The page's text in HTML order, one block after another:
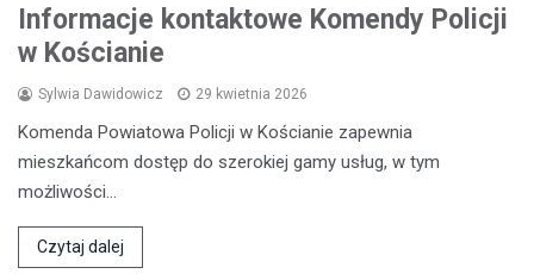
Informacje kontaktowe Komendy Policji
w Kościanie
Sylwia Dawidowicz 29 kwietnia 2026
Komenda Powiatowa Policji w Kościanie zapewnia
mieszkańcom dostęp do szerokiej gamy usług, w tym
możliwości…
Czytaj dalej